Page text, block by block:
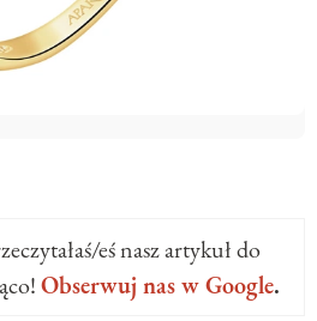
eś nasz artykuł do
Obserwuj nas w Google.